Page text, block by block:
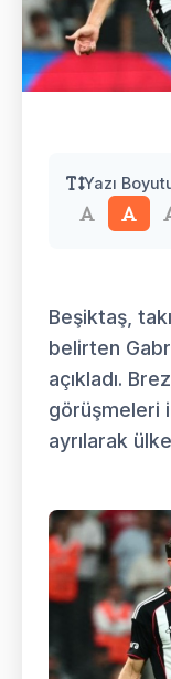
Yazı
Beşiktaş,
belirten
açıkladı.
görüşmeleri
ayrılarak